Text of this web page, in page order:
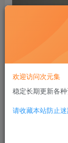
欢迎访问次元集
稳定长期更新各
请收藏本站防止